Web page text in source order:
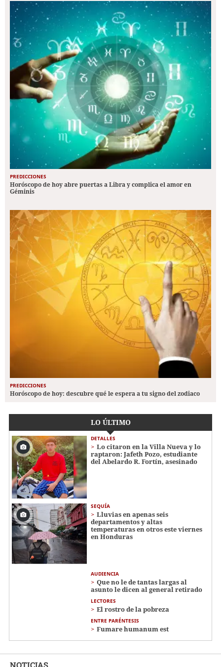
PREDICCIONES
Horóscopo de hoy abre puertas a Libra y complica el amor en
Géminis
PREDICCIONES
Horóscopo de hoy: descubre qué le espera a tu signo del zodiaco
LO ÚLTIMO
DETALLES
Lo citaron en la Villa Nueva y lo
raptaron: Jafeth Pozo, estudiante
del Abelardo R. Fortín, asesinado
SEQUÍA
Lluvias en apenas seis
departamentos y altas
temperaturas en otros este viernes
en Honduras
AUDIENCIA
Que no le de tantas largas al
asunto le dicen al general retirado
LECTORES
El rostro de la pobreza
ENTRE PARÉNTESIS
Fumare humanum est
NOTICIAS